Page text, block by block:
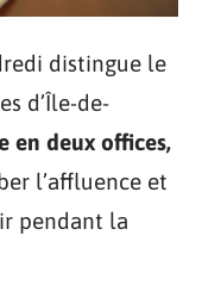
distingue le
d’Île-de-
en deux offices,
l’affluence et
pendant la